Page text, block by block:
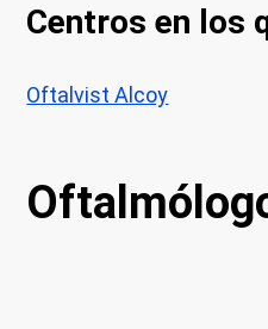
Centros en los
Oftalvist Alcoy